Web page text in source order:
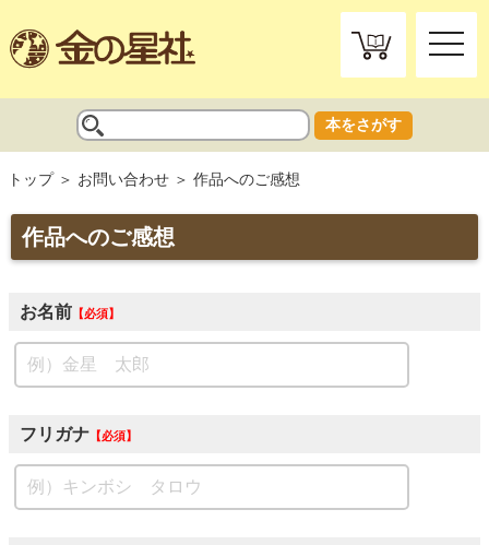
toggle
本をさがす
トップ お問い合わせ 作品へのご感想
作品へのご感想
お名前 必須
フリガナ 必須